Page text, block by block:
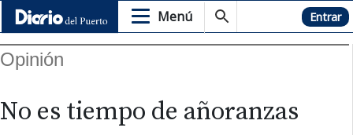
Menú Hemeroteca Entrar
Opinión
No es tiempo de añoranzas